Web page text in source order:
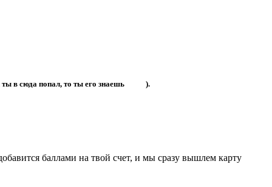
в сюда попал, то ты его знаешь ).
баллами на твой счет, и мы сразу вышлем карту